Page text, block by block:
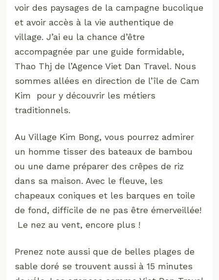
voir des paysages de la campagne bucolique
et avoir accès à la vie authentique de
village. J’ai eu la chance d’être
accompagnée par une guide formidable,
Thao Thj de l’Agence Viet Dan Travel. Nous
sommes allées en direction de l’île de Cam
Kim pour y découvrir les métiers
traditionnels.
Au Village Kim Bong, vous pourrez admirer
un homme tisser des bateaux de bambou
ou une dame préparer des crêpes de riz
dans sa maison. Avec le fleuve, les
chapeaux coniques et les barques en toile
de fond, difficile de ne pas être émerveillée!
Le nez au vent, encore plus !
Prenez note aussi que de belles plages de
sable doré se trouvent aussi à 15 minutes